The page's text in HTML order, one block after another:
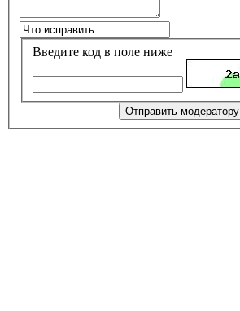
Введите код в поле ниже
Отправить модератору